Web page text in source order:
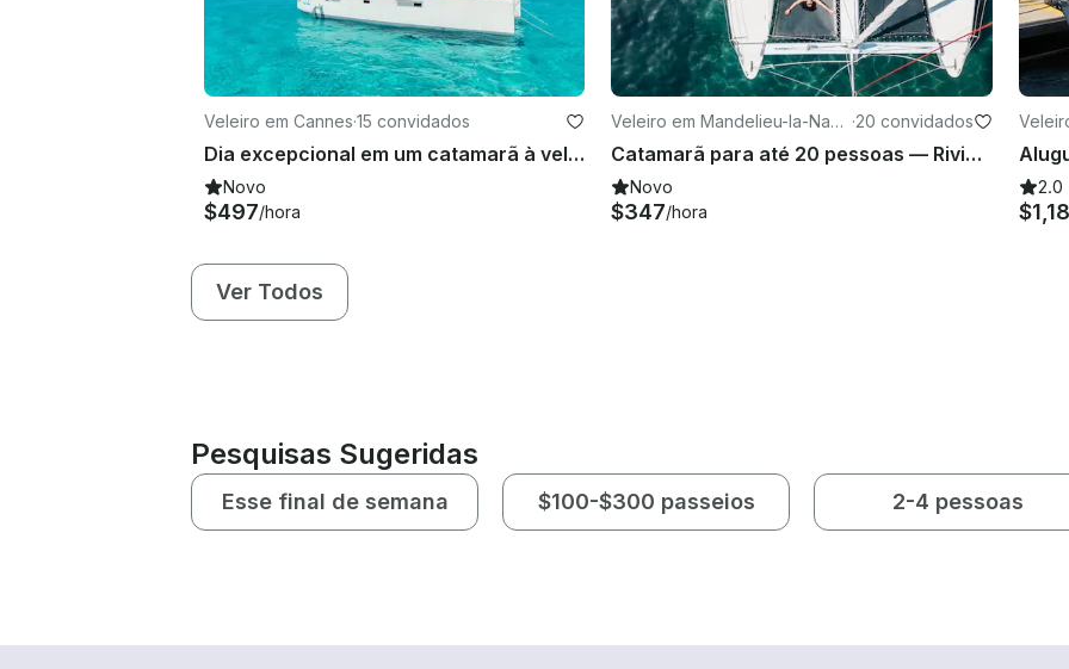
Veleiro em Cannes·15 convidados
Dia excepcional em um catamarã à vela Lagoon 52F em Cannes
Novo
$497/hora
Veleiro em Mandelieu-la-Nap
oule
·20 convidados
Catamarã para até 20 pessoas — Riviera Francesa | Capitão incluído
Novo
$347/hora
2.0
Ver Todos
Pesquisas Sugeridas
Esse final de semana $100-$300 passeios 2-4 pessoas